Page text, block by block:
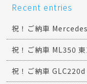
Recent entries
祝！ご納車
祝！ご納車 ML350
祝！ご納車